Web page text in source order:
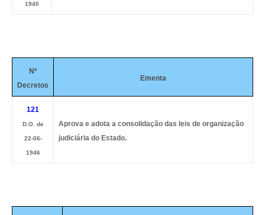
1940
Nº
Decretos
Ementa
121
D.O. de
22-06-
1946
Aprova e adota a consolidação das leis de organização
judiciária do Estado.